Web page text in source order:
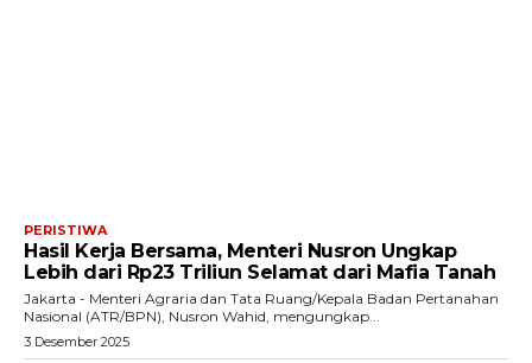
PERISTIWA
Hasil Kerja Bersama, Menteri Nusron Ungkap
Lebih dari Rp23 Triliun Selamat dari Mafia Tanah
Jakarta - Menteri Agraria dan Tata Ruang/Kepala Badan Pertanahan
Nasional (ATR/BPN), Nusron Wahid, mengungkap...
3 Desember 2025